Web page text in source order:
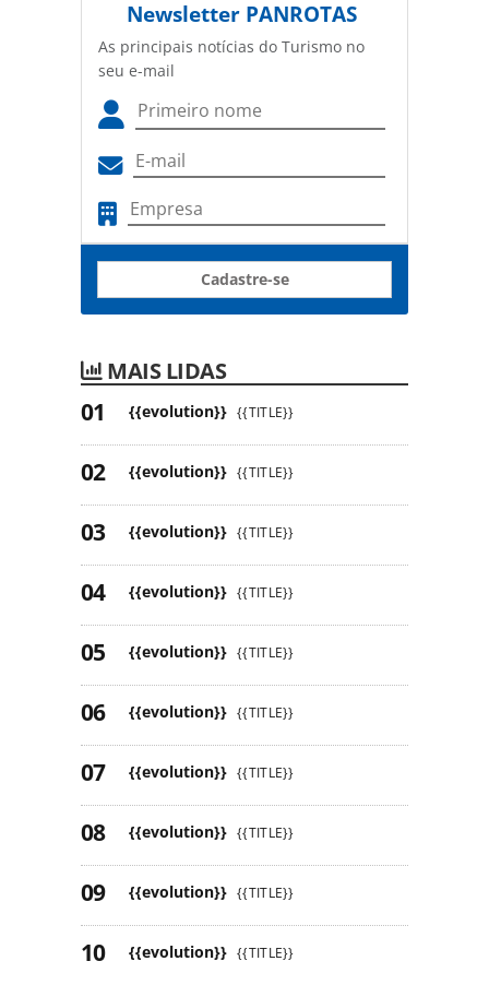
Newsletter PANROTAS
As principais notícias do Turismo no
seu e-mail
Cadastre-se
MAIS LIDAS
{{evolution}} {{TITLE}}
{{evolution}} {{TITLE}}
{{evolution}} {{TITLE}}
{{evolution}} {{TITLE}}
{{evolution}} {{TITLE}}
{{evolution}} {{TITLE}}
{{evolution}} {{TITLE}}
{{evolution}} {{TITLE}}
{{evolution}} {{TITLE}}
{{evolution}} {{TITLE}}